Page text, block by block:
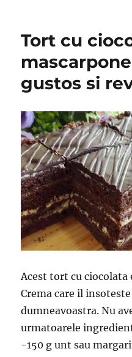
Tort cu
gustos si
Acest tort cu ciocolata
Crema care il
dumneavoastra. Nu
urmatoarele
-150 g unt sau